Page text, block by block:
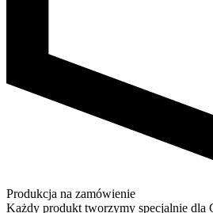
Produkcja na zamówienie
Każdy produkt tworzymy specjalnie dla